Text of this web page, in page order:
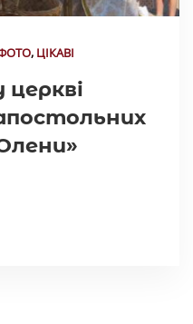
, ЦІКАВІ
церкві